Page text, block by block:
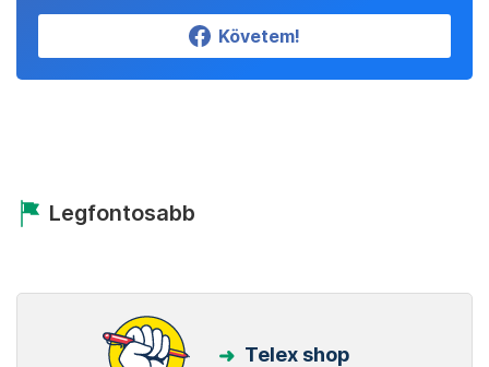
Követem!
Legfontosabb
Telex shop